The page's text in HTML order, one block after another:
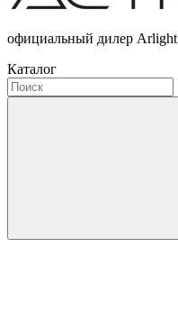
официальный дилер Arlight
Каталог